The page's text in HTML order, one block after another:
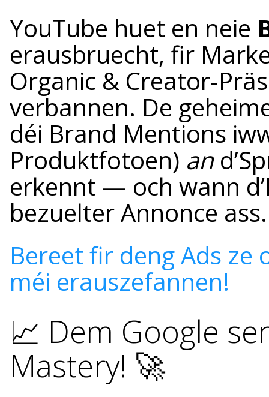
YouTube huet en neie
erausbruecht, fir
Organic & Creator-
verbannen. De
déi Brand Mentions
Produktfotoen) an
erkennt — och wann
bezuelter Annonce ass.
Bereet fir deng Ads ze
méi erauszefannen!
📈 Dem Google
Mastery! 🚀